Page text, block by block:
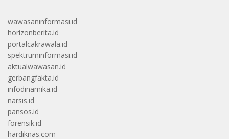
wawasaninformasi.id
horizonberita.id
portalcakrawala.id
spektruminformasi.id
aktualwawasan.id
gerbangfakta.id
infodinamika.id
narsis.id
pansos.id
forensik.id
hardiknas.com